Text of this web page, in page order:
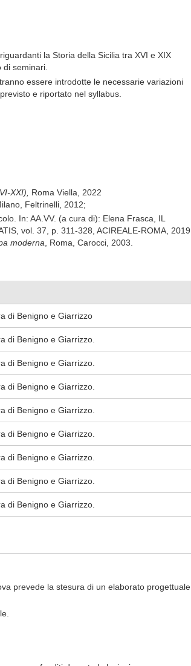
la Storia della Sicilia tra XVI e XIX
seminari.
essere introdotte le necessarie variazioni
e riportato nel syllabus.
XXI), Roma Viella, 2022
Feltrinelli, 2012;
In: AA.VV. (a cura di): Elena Frasca, IL
vol. 37, p. 311-328, ACIREALE-ROMA, 2019
moderna , Roma, Carocci, 2003.
di Benigno e Giarrizzo
di Benigno e Giarrizzo.
di Benigno e Giarrizzo.
di Benigno e Giarrizzo.
di Benigno e Giarrizzo.
di Benigno e Giarrizzo.
di Benigno e Giarrizzo.
di Benigno e Giarrizzo.
di Benigno e Giarrizzo.
prevede la stesura di un elaborato progettuale